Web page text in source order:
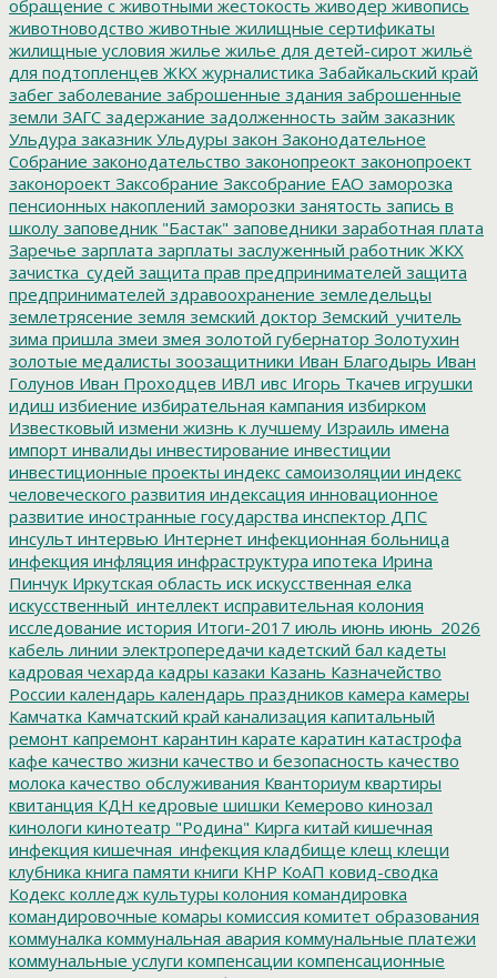
обращение с животными жестокость живодер живопись
животноводство животные жилищные сертификаты
жилищные условия жилье жилье для детей-сирот жильё
для подтопленцев ЖКХ журналистика Забайкальский край
забег заболевание заброшенные здания заброшенные
земли ЗАГС задержание задолженность займ заказник
Ульдура заказник Ульдуры закон Законодательное
Собрание законодательство законопреокт законопроект
законороект Заксобрание Заксобрание ЕАО заморозка
пенсионных накоплений заморозки занятость запись в
школу заповедник "Бастак" заповедники заработная плата
Заречье зарплата зарплаты заслуженный работник ЖКХ
зачистка_судей защита прав предпринимателей защита
предпринимателей здравоохранение земледельцы
землетрясение земля земский доктор Земский_учитель
зима пришла змеи змея золотой губернатор Золотухин
золотые медалисты зоозащитники Иван Благодырь Иван
Голунов Иван Проходцев ИВЛ ивс Игорь Ткачев игрушки
идиш избиение избирательная кампания избирком
Известковый измени жизнь к лучшему Израиль имена
импорт инвалиды инвестирование инвестиции
инвестиционные проекты индекс самоизоляции индекс
человеческого развития индексация инновационное
развитие иностранные государства инспектор ДПС
инсульт интервью Интернет инфекционная больница
инфекция инфляция инфраструктура ипотека Ирина
Пинчук Иркутская область иск искусственная елка
искусственный_интеллект исправительная колония
исследование история Итоги-2017 июль июнь июнь_2026
кабель линии электропередачи кадетский бал кадеты
кадровая чехарда кадры казаки Казань Казначейство
России календарь календарь праздников камера камеры
Камчатка Камчатский край канализация капитальный
ремонт капремонт карантин карате каратин катастрофа
кафе качество жизни качество и безопасность качество
молока качество обслуживания Кванториум квартиры
квитанция КДН кедровые шишки Кемерово кинозал
кинологи кинотеатр "Родина" Кирга китай кишечная
инфекция кишечная_инфекция кладбище клещ клещи
клубника книга памяти книги КНР КоАП ковид-сводка
Кодекс колледж культуры колония командировка
командировочные комары комиссия комитет образования
коммуналка коммунальная авария коммунальные платежи
коммунальные услуги компенсации компенсационные